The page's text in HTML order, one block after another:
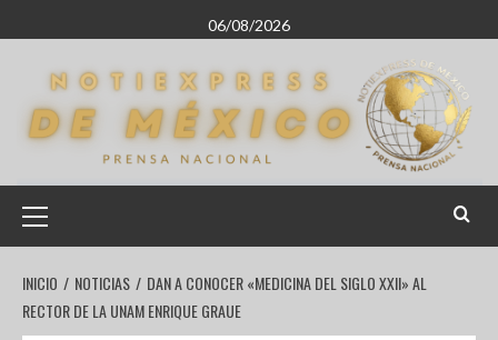
06/08/2026
INICIO NOTICIAS
DAN A CONOCER «MEDICINA DEL SIGLO XXII» AL
RECTOR DE LA UNAM ENRIQUE GRAUE